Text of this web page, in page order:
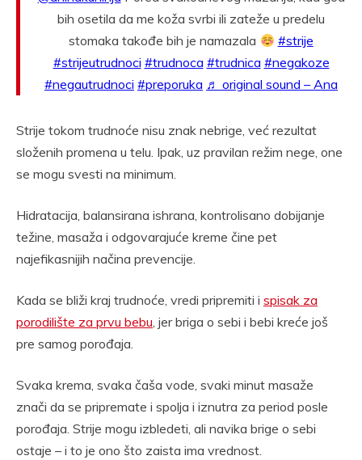
bih osetila da me koža svrbi ili zateže u predelu
stomaka takođe bih je namazala
#strije
#strijeutrudnoci #trudnoca #trudnica #negakoze
#negautrudnoci #preporuka ♬ original sound – Ana
Strije tokom trudnoće nisu znak nebrige, već rezultat
složenih promena u telu. Ipak, uz pravilan režim nege, one
se mogu svesti na minimum.
Hidratacija, balansirana ishrana, kontrolisano dobijanje
težine, masaža i odgovarajuće kreme čine pet
najefikasnijih načina prevencije.
Kada se bliži kraj trudnoće, vredi pripremiti i spisak za
porodilište za prvu bebu, jer briga o sebi i bebi kreće još
pre samog porođaja.
Svaka krema, svaka čaša vode, svaki minut masaže
znači da se pripremate i spolja i iznutra za period posle
porođaja. Strije mogu izbledeti, ali navika brige o sebi
ostaje – i to je ono što zaista ima vrednost.